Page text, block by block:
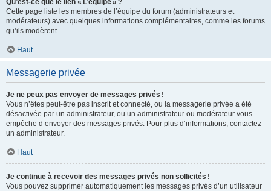
Qu’est-ce que le lien « L’équipe » ?
Cette page liste les membres de l’équipe du forum (administrateurs et
modérateurs) avec quelques informations complémentaires, comme les forums
qu’ils modèrent.
Haut
Messagerie privée
Je ne peux pas envoyer de messages privés !
Vous n’êtes peut-être pas inscrit et connecté, ou la messagerie privée a été
désactivée par un administrateur, ou un administrateur ou modérateur vous
empêche d’envoyer des messages privés. Pour plus d’informations, contactez
un administrateur.
Haut
Je continue à recevoir des messages privés non sollicités !
Vous pouvez supprimer automatiquement les messages privés d’un utilisateur